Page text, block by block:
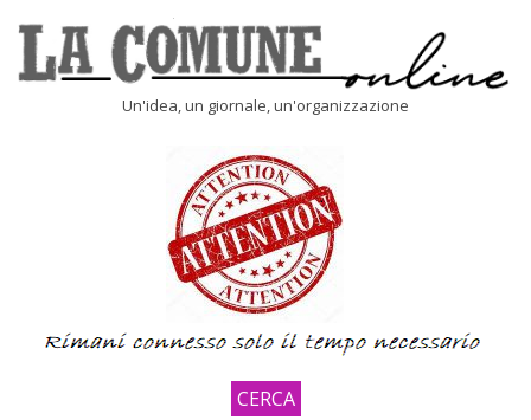
content
Un'idea, un giornale, un'organizzazione
CERCA